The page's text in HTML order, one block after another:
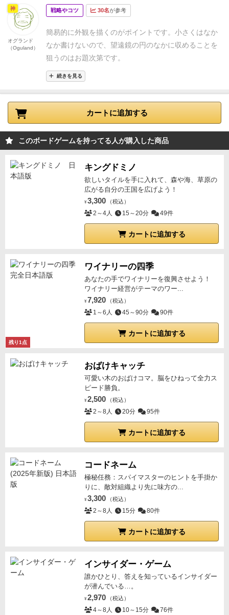
プラス一点貰えます。これだけのルールですが、もど
ころに星がない点です。
ここに星があれば！とか、ち
ょっとカーブできたら！と思いながら描くのが楽しい
です。 説明が簡単でサクッとできるので、初心者やお
子様、息抜きやアイスブレイクにピッタリだと思いま
戦略やコツ 30名が参考
簡易的に外観を描くのがポイントです。小さくはなか
なか書けないので、望遠鏡の円のなかに収めることを
狙うのはお題次第です。
続きを見る
神
オグランド
（Oguland）
カートに追加する
このボードゲームを持ってる人が購入した商品
キングドミノ
欲しいタイルを手に入れて、森や海、草原の
広がる自分の王国を広げよう！
¥ 3,300 （税込）
2～4人 15～20分 49件
カートに追加する
残り1点
ワイナリーの四季
あなたの手でワイナリーを復興させよう！
ワイナリー経営がテーマのワー...
¥ 7,920 （税込）
1～6人 45～90分 90件
カートに追加する
おばけキャッチ
可愛い木のおばけコマ。脳をひねって全力ス
ピード勝負。
¥ 2,500 （税込）
2～8人 20分 95件
カートに追加する
コードネーム
極秘任務：スパイマスターのヒントを手掛か
りに、敵対組織より先に味方の...
¥ 3,300 （税込）
2～8人 15分 80件
カートに追加する
インサイダー・ゲーム
誰かひとり、答えを知っているインサイダー
が潜んでいる…。
¥ 2,970 （税込）
4～8人 10～15分 76件